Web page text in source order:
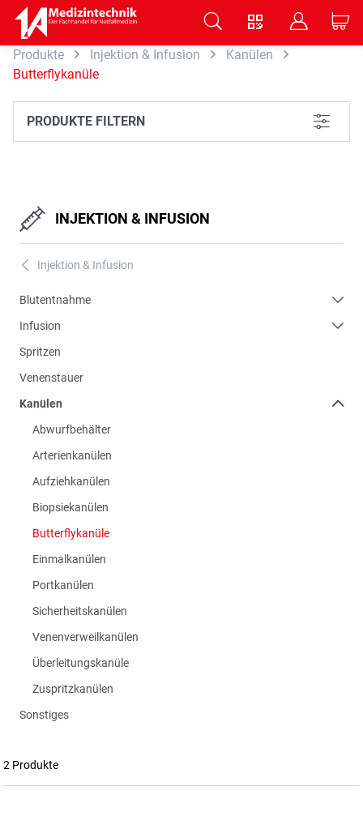
Zum Hauptinhalt springen
V B C
Produkte Injektion & Infusion
Kanülen
Butterflykanüle
PRODUKTE FILTERN L
INJEKTION & INFUSION
A Injektion & Infusion
Blutentnahme
Infusion
Spritzen
Venenstauer
Kanülen
Abwurfbehälter
Arterienkanülen
Aufziehkanülen
Biopsiekanülen
Butterflykanüle
Einmalkanülen
Portkanülen
Sicherheitskanülen
Venenverweilkanülen
Überleitungskanüle
Zuspritzkanülen
Sonstiges
2 Produkte